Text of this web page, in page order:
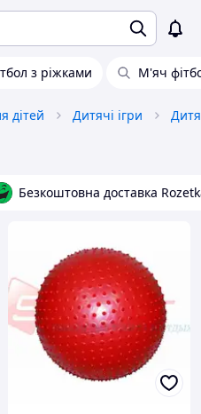
з ріжками М'яч
дітей Дитячі ігри
Безкоштовна доставка